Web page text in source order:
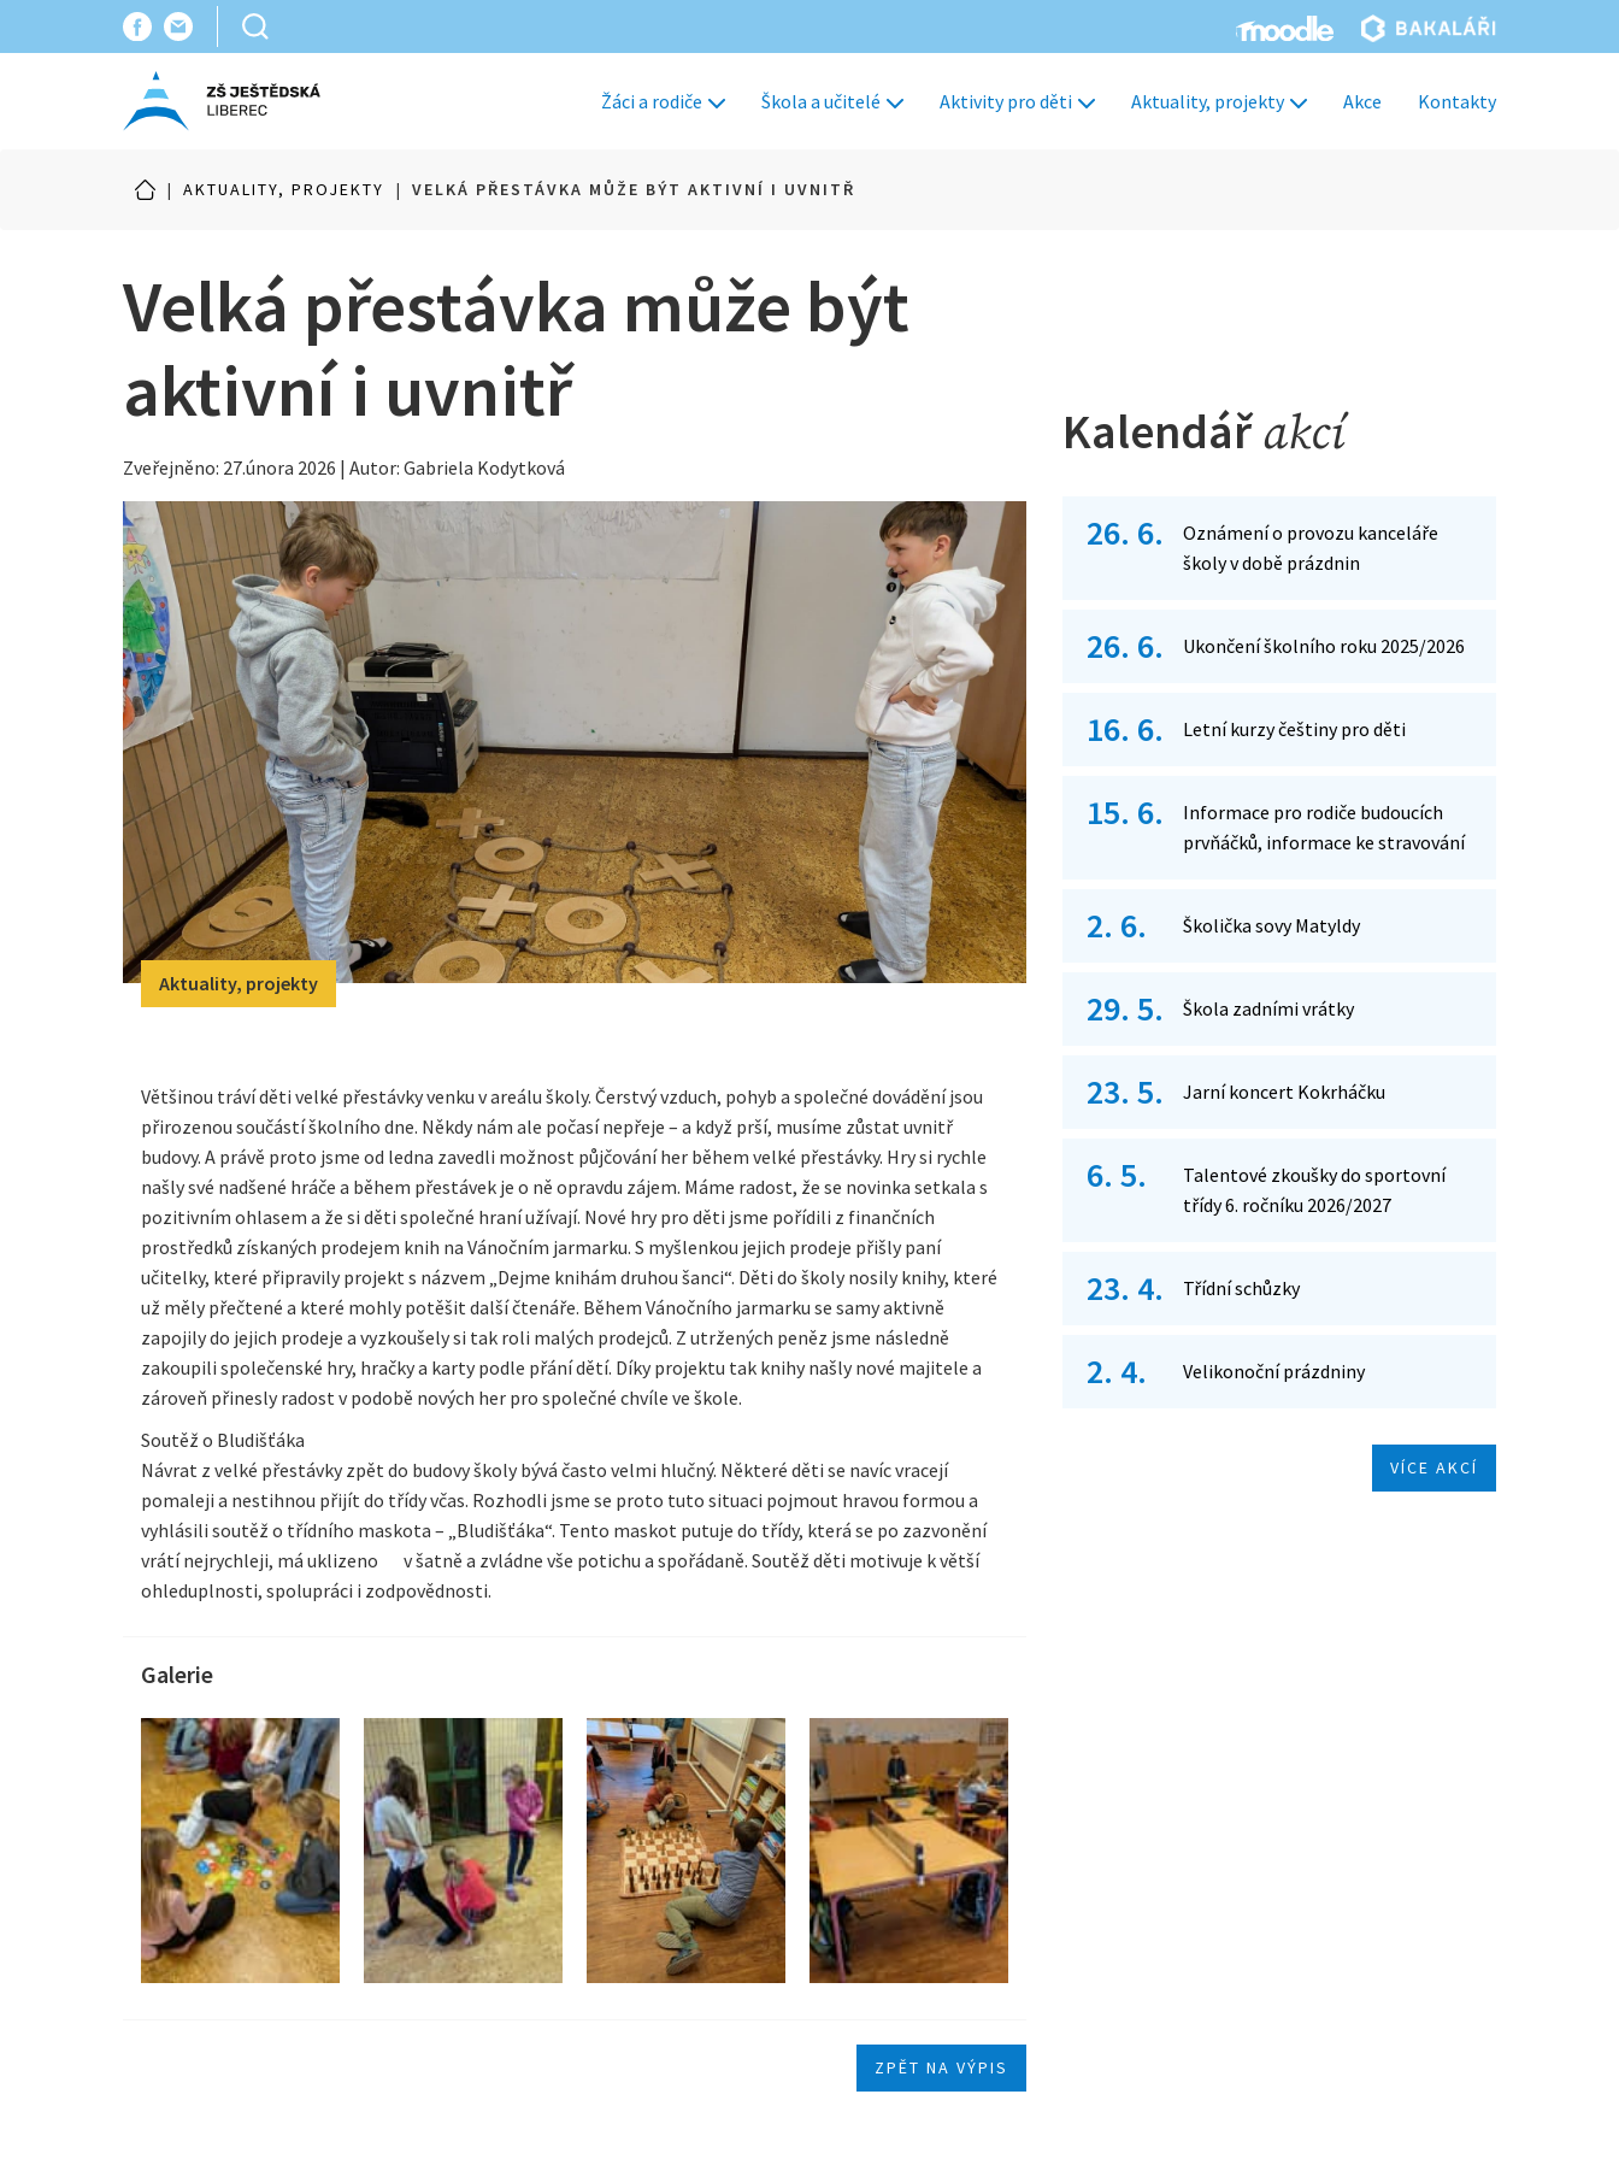
Žáci a rodiče Škola a učitelé Aktivity pro děti Aktuality, projekty Akce Kontakty
| AKTUALITY, PROJEKTY | VELKÁ PŘESTÁVKA MŮŽE BÝT AKTIVNÍ I UVNITŘ
Velká přestávka může být
aktivní i uvnitř
Zveřejněno: 27.února 2026 | Autor: Gabriela Kodytková
Aktuality, projekty
Většinou tráví děti velké přestávky venku v areálu školy. Čerstvý vzduch, pohyb a společné dovádění jsou
přirozenou součástí školního dne. Někdy nám ale počasí nepřeje – a když prší, musíme zůstat uvnitř
budovy. A právě proto jsme od ledna zavedli možnost půjčování her během velké přestávky. Hry si rychle
našly své nadšené hráče a během přestávek je o ně opravdu zájem. Máme radost, že se novinka setkala s
pozitivním ohlasem a že si děti společné hraní užívají. Nové hry pro děti jsme pořídili z finančních
prostředků získaných prodejem knih na Vánočním jarmarku. S myšlenkou jejich prodeje přišly paní
učitelky, které připravily projekt s názvem „Dejme knihám druhou šanci“. Děti do školy nosily knihy, které
už měly přečtené a které mohly potěšit další čtenáře. Během Vánočního jarmarku se samy aktivně
zapojily do jejich prodeje a vyzkoušely si tak roli malých prodejců. Z utržených peněz jsme následně
zakoupili společenské hry, hračky a karty podle přání dětí. Díky projektu tak knihy našly nové majitele a
zároveň přinesly radost v podobě nových her pro společné chvíle ve škole.
Soutěž o Bludišťáka
Návrat z velké přestávky zpět do budovy školy bývá často velmi hlučný. Některé děti se navíc vracejí
pomaleji a nestihnou přijít do třídy včas. Rozhodli jsme se proto tuto situaci pojmout hravou formou a
vyhlásili soutěž o třídního maskota – „Bludišťáka“. Tento maskot putuje do třídy, která se po zazvonění
vrátí nejrychleji, má uklizeno v šatně a zvládne vše potichu a spořádaně. Soutěž děti motivuje k větší
ohleduplnosti, spolupráci i zodpovědnosti.
Galerie
ZPĚT NA VÝPIS
Kalendářakcí
26. 6.
Oznámení o provozu kanceláře
školy v době prázdnin
26. 6. Ukončení školního roku 2025/2026
16. 6. Letní kurzy češtiny pro děti
15. 6.
Informace pro rodiče budoucích
prvňáčků, informace ke stravování
2. 6. Školička sovy Matyldy
29. 5. Škola zadními vrátky
23. 5. Jarní koncert Kokrháčku
6. 5.
Talentové zkoušky do sportovní
třídy 6. ročníku 2026/2027
23. 4. Třídní schůzky
2. 4. Velikonoční prázdniny
VÍCE AKCÍ